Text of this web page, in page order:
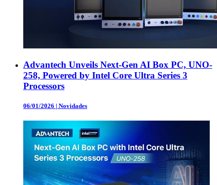
Advantech Unveils Next-Gen AI Box PC, UNO-
258, Powered by Intel Core Ultra Series 3
Processors
06/01/2026 | Novidades